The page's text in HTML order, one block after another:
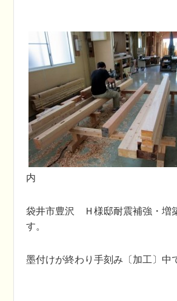
内
袋井市豊沢 Ｈ様邸耐震補強・増
す。
墨付けが終わり手刻み〔加工〕中